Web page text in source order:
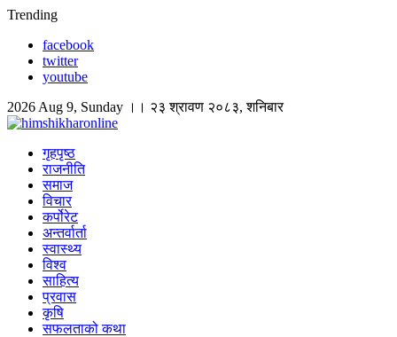
Skip
content
Trending
facebook
twitter
youtube
2026 Aug 9, Sunday ।। २३ श्रावण २०८३, शनिबार
Himshikhar Online
गृहपृष्ठ
राजनीति
समाज
विचार
कर्पोरेट
अन्तर्वार्ता
स्वास्थ्य
विश्व
साहित्य
प्रवास
कृषि
सफलताको कथा